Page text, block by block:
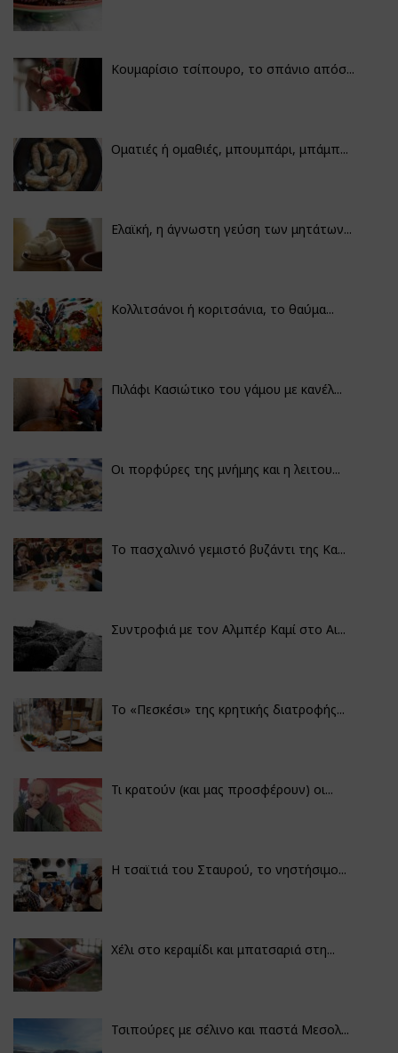
Κουμαρίσιο τσίπουρο, το σπάνιο απόσ...
Οματιές ή ομαθιές, μπουμπάρι, μπάμπ...
Ελαϊκή, η άγνωστη γεύση των μητάτων...
Κολλιτσάνοι ή κοριτσάνια, το θαύμα...
Πιλάφι Κασιώτικο του γάμου με κανέλ...
Οι πορφύρες της μνήμης και η λειτου...
Το πασχαλινό γεμιστό βυζάντι της Κα...
Συντροφιά με τον Αλμπέρ Καμί στο Αι...
Το «Πεσκέσι» της κρητικής διατροφής...
Τι κρατούν (και μας προσφέρουν) οι...
Η τσαϊτιά του Σταυρού, το νηστήσιμο...
Χέλι στο κεραμίδι και μπατσαριά στη...
Τσιπούρες με σέλινο και παστά Μεσολ...